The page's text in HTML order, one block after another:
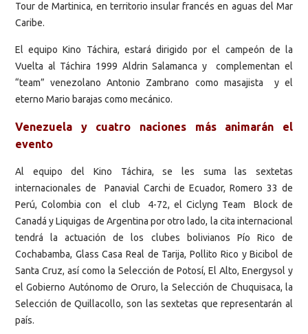
Tour de Martinica, en territorio insular francés en aguas del Mar
Caribe.
El equipo Kino Táchira, estará dirigido por el campeón de la
Vuelta al Táchira 1999 Aldrin Salamanca y complementan el
“team” venezolano Antonio Zambrano como masajista y el
eterno Mario barajas como mecánico.
Venezuela y cuatro naciones más animarán el
evento
Al equipo del Kino Táchira, se les suma las sextetas
internacionales de Panavial Carchi de Ecuador, Romero 33 de
Perú, Colombia con el club 4-72, el Ciclyng Team Block de
Canadá y Liquigas de Argentina por otro lado, la cita internacional
tendrá la actuación de los clubes bolivianos Pío Rico de
Cochabamba, Glass Casa Real de Tarija, Pollito Rico y Bicibol de
Santa Cruz, así como la Selección de Potosí, El Alto, Energysol y
el Gobierno Autónomo de Oruro, la Selección de Chuquisaca, la
Selección de Quillacollo, son las sextetas que representarán al
país.